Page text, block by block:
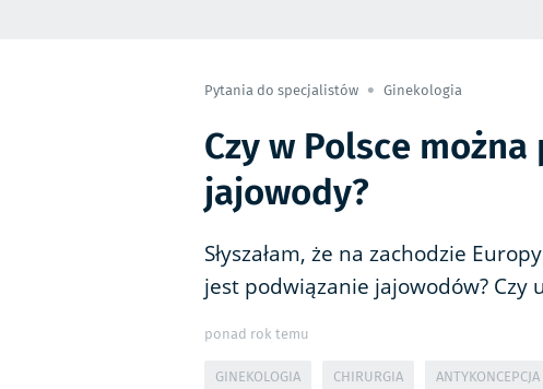
Pytania do specjalistów Ginekologia
Czy w Polsce
jajowody?
Słyszałam, że na zachodzie
jest podwiązanie jajowodów? Czy
ponad rok temu
GINEKOLOGIA CHIRURGIA ANTYKONCEPCJA